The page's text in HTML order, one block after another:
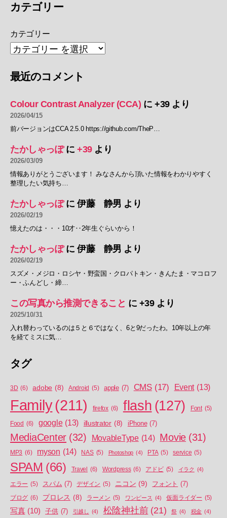
カテゴリー
カテゴリー
最近のコメント
Colour Contrast Analyzer (CCA) に+39より
2026/04/15
前バージョンはCCA 2.5.0 https://github.com/TheP…
たかしゃっぽに +39より
2026/03/09
情報ありがとうございます！ みなさんから頂いた情報をわかりやすく
整理したい気持ち…
たかしゃっぽに 伊藤 静男 より
2026/02/19
憶えたのは・・・10才‥2年生ぐらいから！
たかしゃっぽに 伊藤 静男 より
2026/02/19
スズメ・メジロ・ロシヤ・野蛮国・クロパトキン・きんたま・マコロフ
ー・ふんどし・締…
この写真から推測できること に +39より
2025/10/31
入れ替わっているのは５と６ではなく、6と9だったわ。10年以上の年
を経てミスに気…
タグ
3D (6) adobe (8) Android (5) apple (7) CMS (17) Event (13)
Family(211) firefox (6) flash (127) Font (5)
Food (6) google (13) illustrator (8) iPhone (7)
MediaCenter (32) MovableType (14) Movie (31)
MP3 (6) myson (14) NAS (5) Photoshop (4) PTA (5) service (5)
SPAM (66) Travel (6) Wordpress (6) アドビ (5) イラク (4)
エラー (5) スパム (7) デザイン (5) ニコン (9) フォント (7)
ブログ (6) プロレス (8) ラーメン (5) ワンピース (4) 仮面ライダー (5)
写真 (10) 子供 (7) 引越し (4) 松陰神社前 (21) 祭 (4) 税金 (4)